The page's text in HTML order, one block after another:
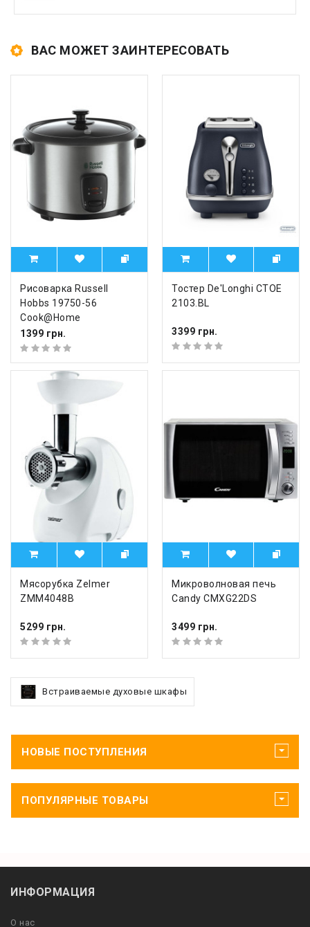
ВАС МОЖЕТ ЗАИНТЕРЕСОВАТЬ
Рисоварка Russell
Hobbs 19750-56
Cook@Home
1399 грн.
Тостер De'Longhi CTOE
2103.BL
3399 грн.
Мясорубка Zelmer
ZMM4048B
5299 грн.
Микроволновая печь
Candy CMXG22DS
3499 грн.
Встраиваемые духовые шкафы
НОВЫЕ ПОСТУПЛЕНИЯ
ПОПУЛЯРНЫЕ ТОВАРЫ
ИНФОРМАЦИЯ
О нас